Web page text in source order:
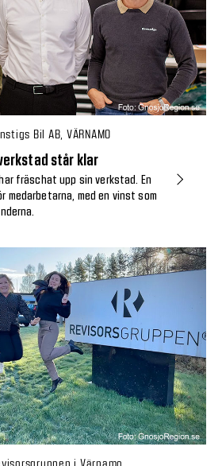
Bil AB, VÄRNAMO
står klar
fräschat upp sin verkstad. En
medarbetarna, med en vinst som
i Värnamo